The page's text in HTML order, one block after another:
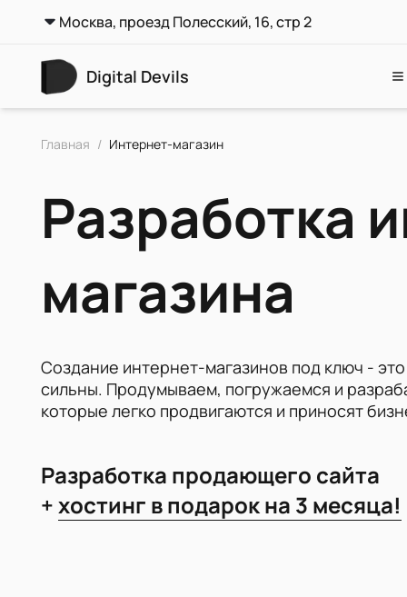
Москва, проезд Полесский, 16, стр 2
Digital Devils
Веб-разработка
CMS
Мобильные приложения
Дизайн
Главная / Интернет-магазин
Разработка
магазина
Создание интернет-магазинов под ключ -
сильны. Продумываем, погружаемся и
которые легко продвигаются и приносят
Разработка продающего сайта
+хостинг в подарок на 3 месяца!